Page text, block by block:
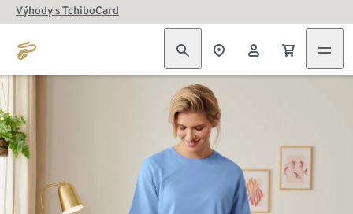
Výhody s TchiboCard